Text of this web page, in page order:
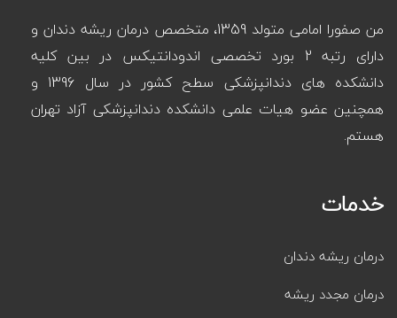
من صفورا امامی متولد 1359، متخصص درمان ریشه دندان و
دارای رتبه 2 بورد تخصصی اندودانتیکس در بین کلیه
دانشکده های دندانپزشکی سطح کشور در سال 1396 و
همچنین عضو هیات علمی دانشکده دندانپزشکی آزاد تهران
هستم.
خدمات
درمان ریشه دندان
درمان مجدد ریشه